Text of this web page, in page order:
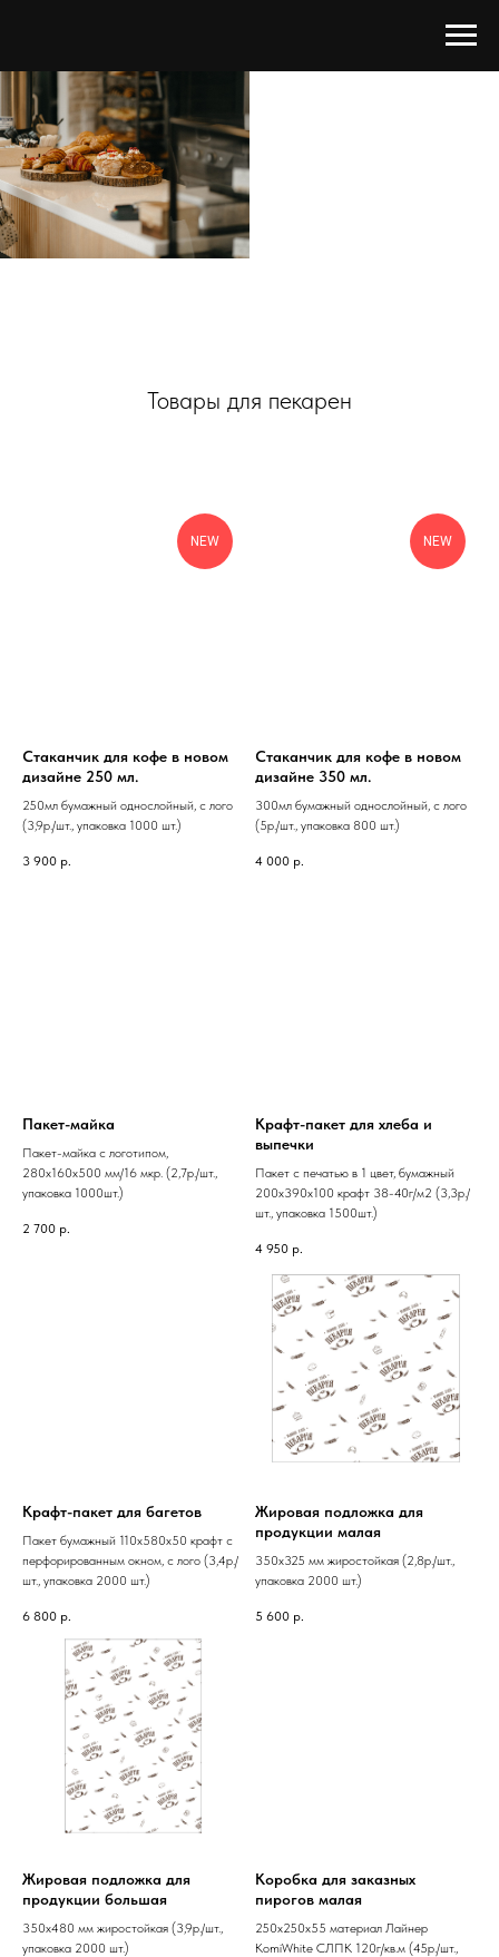
Товары для пекарен
NEW
Стаканчик для кофе в новом
дизайне 250 мл.
250мл бумажный однослойный, с лого
(3,9р./шт., упаковка 1000 шт.)
3 900 р.
NEW
Стаканчик для кофе в новом
дизайне 350 мл.
300мл бумажный однослойный, с лого
(5р./шт., упаковка 800 шт.)
4 000 р.
Пакет-майка
Пакет-майка с логотипом,
280х160х500 мм/16 мкр. (2,7р./шт.,
упаковка 1000шт.)
2 700 р.
Крафт-пакет для хлеба и
выпечки
Пакет с печатью в 1 цвет, бумажный
200х390х100 крафт 38-40г/м2 (3,3р./
шт., упаковка 1500шт.)
4 950 р.
Крафт-пакет для багетов
Пакет бумажный 110х580х50 крафт с
перфорированным окном, с лого (3,4р./
шт., упаковка 2000 шт.)
6 800 р.
Жировая подложка для
продукции малая
350х325 мм жиростойкая (2,8р./шт.,
упаковка 2000 шт.)
5 600 р.
Жировая подложка для
продукции большая
350х480 мм жиростойкая (3,9р./шт.,
упаковка 2000 шт.)
Коробка для заказных
пирогов малая
250х250х55 материал Лайнер
KomiWhite СЛПК 120г/кв.м (45р./шт.,